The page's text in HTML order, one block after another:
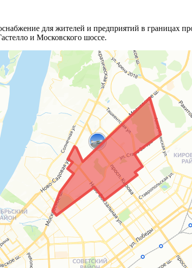
для жителей и предприятий в
и Московского шоссе.